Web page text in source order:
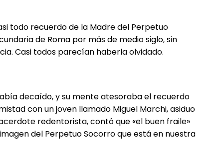
todo recuerdo de la Madre del Perpetuo
de Roma por más de medio siglo, sin
Casi todos parecían haberla olvidado.
decaído, y su mente atesoraba el recuerdo
con un joven llamado Miguel Marchi, asiduo
redentorista, contó que «el buen fraile»
del Perpetuo Socorro que está en nuestra